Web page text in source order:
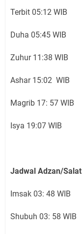
Terbit 05:12 WIB
Duha 05:45 WIB
Zuhur 11:38 WIB
Ashar 15:02 WIB
Magrib 17: 57 WIB
Isya 19:07 WIB
Jadwal Adzan/
Imsak 03: 48 WIB
Shubuh 03: 58 WIB